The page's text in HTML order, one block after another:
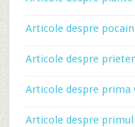
Articole despre
Articole despre
Articole despre prima
Articole despre